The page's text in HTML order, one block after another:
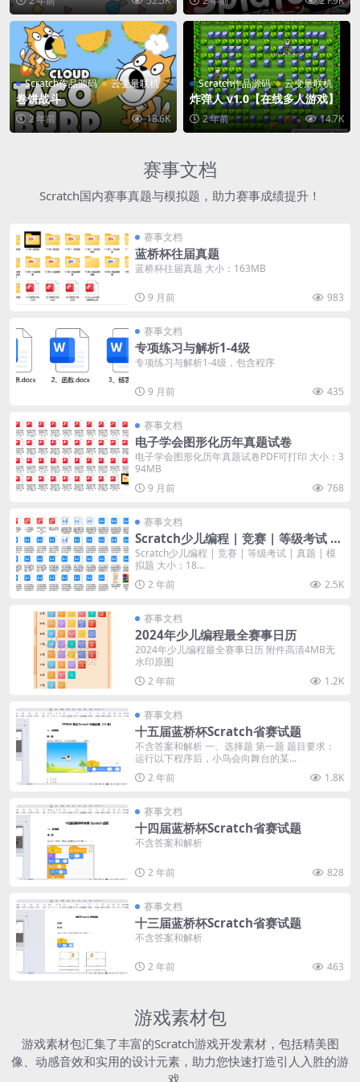
Scratch作品源码 云变量联机
卷饼战斗
2 年前 18.6K
Scratch作品源码 云变量联机
炸弹人 v1.0【在线多人游戏】
2 年前 14.7K
赛事文档
Scratch国内赛事真题与模拟题，助力赛事成绩提升！
赛事文档
蓝桥杯往届真题
蓝桥杯往届真题 大小：163MB
9 月前 983
赛事文档
专项练习与解析1-4级
专项练习与解析1-4级，包含程序
9 月前 435
赛事文档
电子学会图形化历年真题试卷
电子学会图形化历年真题试卷PDF可打印 大小：3
94MB
9 月前
768
赛事文档
Scratch少儿编程 | 竞赛 | 等级考试 |
真题 | 模拟题
Scratch少儿编程 | 竞赛 | 等级考试 | 真题 | 模
拟题 大小：18...
2 年前
2.5K
赛事文档
2024年少儿编程最全赛事日历
2024年少儿编程最全赛事日历 附件高清4MB无
水印原图
2 年前
1.2K
赛事文档
十五届蓝桥杯Scratch省赛试题
不含答案和解析 一、选择题 第一题 题目要求：
运行以下程序后，小鸟会向舞台的某...
2 年前
1.8K
赛事文档
十四届蓝桥杯Scratch省赛试题
不含答案和解析
2 年前 828
赛事文档
十三届蓝桥杯Scratch省赛试题
不含答案和解析
2 年前 463
游戏素材包
游戏素材包汇集了丰富的Scratch游戏开发素材，包括精美图
像、动感音效和实用的设计元素，助力您快速打造引人入胜的游